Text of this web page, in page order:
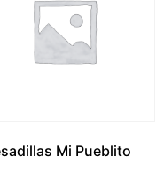
Mi Pueblito